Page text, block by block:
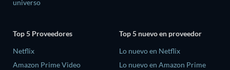
universo
Top 5 Proveedores
Netflix
Amazon Prime Video
Top 5 nuevo en proveedor
Lo nuevo en Netflix
Lo nuevo en Amazon Prime